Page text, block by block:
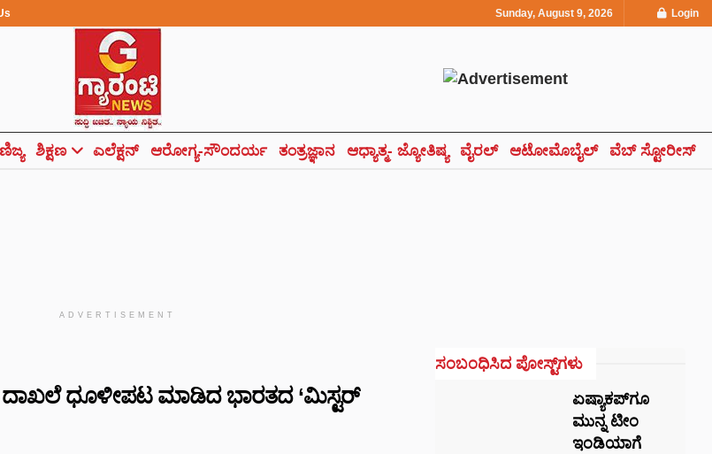
Sunday, August 9, 2026 Login
ಶಿಕ್ಷಣ ಎಲೆಕ್ಷನ್ ಆರೋಗ್ಯ-ಸೌಂದರ್ಯ ತಂತ್ರಜ್ಞಾನ ಆಧ್ಯಾತ್ಮ- ಜ್ಯೋತಿಷ್ಯ ವೈರಲ್ ಆಟೋಮೊಬೈಲ್ ವೆಬ್ ಸ್ಟೋರೀಸ್
ADVERTISEMENT
ಧೂಳೀಪಟ ಮಾಡಿದ ಭಾರತದ ‘ಮಿಸ್ಟರ್
ಸಂಬಂಧಿಸಿದ ಪೋಸ್ಟ್‌ಗಳು
ಏಷ್ಯಾಕಪ್‌ಗೂ
ಮುನ್ನ ಟೀಂ
ಇಂಡಿಯಾಗೆ